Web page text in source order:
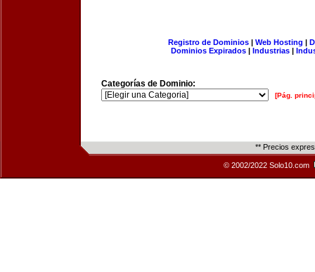
Registro de Dominios| Web Hosting |
Dominios Expirados | Industrias |
Categorías de Dominio:
[Pág.
** Precios
© 2002/2022 Solo10.com